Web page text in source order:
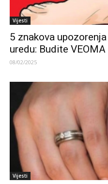
Vijesti
5 znakova
uredu: Budite
08/02/2025
Vijesti